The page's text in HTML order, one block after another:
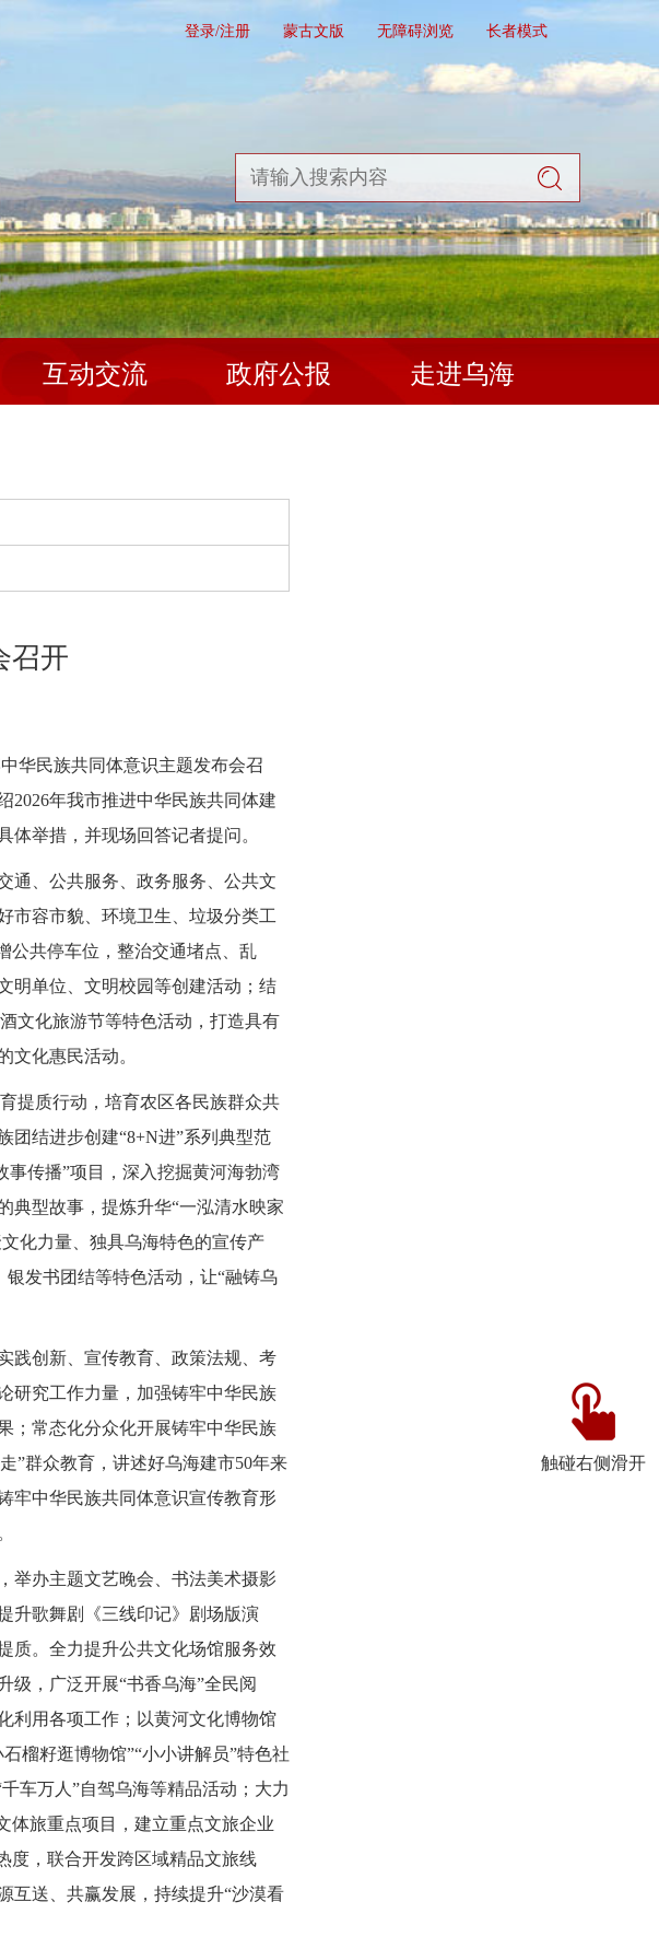
登录/注册 蒙古文版 无障碍浏览 长者模式
互动交流 政府公报 走进乌海
触碰右侧滑开
召开
华民族共同体意识主题发布会召
2026年我市推进中华民族共同体建
举措，并现场回答记者提问。
通、公共服务、政务服务、公共文
市容市貌、环境卫生、垃圾分类工
公共停车位，整治交通堵点、乱
明单位、文明校园等创建活动；结
文化旅游节等特色活动，打造具有
文化惠民活动。
提质行动，培育农区各民族群众共
团结进步创建“8+N进”系列典型范
事传播”项目，深入挖掘黄河海勃湾
典型故事，提炼升华“一泓清水映家
化力量、独具乌海特色的宣传产
银发书团结等特色活动，让“融铸乌
践创新、宣传教育、政策法规、考
研究工作力量，加强铸牢中华民族
；常态化分众化开展铸牢中华民族
”群众教育，讲述好乌海建市50年来
牢中华民族共同体意识宣传教育形
举办主题文艺晚会、书法美术摄影
升歌舞剧《三线印记》剧场版演
质。全力提升公共文化场馆服务效
级，广泛开展“书香乌海”全民阅
利用各项工作；以黄河文化博物馆
榴籽逛博物馆”“小小讲解员”特色社
车万人”自驾乌海等精品活动；大力
体旅重点项目，建立重点文旅企业
度，联合开发跨区域精品文旅线
互送、共赢发展，持续提升“沙漠看